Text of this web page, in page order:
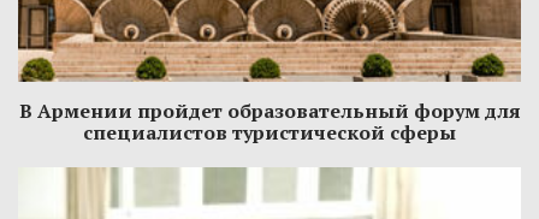
В Армении пройдет образовательный форум для
специалистов туристической сферы